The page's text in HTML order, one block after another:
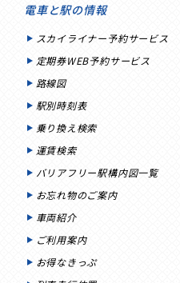
電車と駅の情報
スカイライナー予約サービス
定期券WEB予約サービス
路線図
駅別時刻表
乗り換え検索
運賃検索
バリアフリー駅構内図一覧
お忘れ物のご案内
車両紹介
ご利用案内
お得なきっぷ